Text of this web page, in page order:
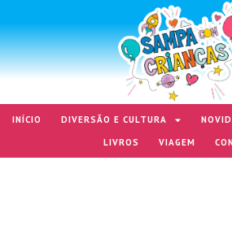
INÍCIO DIVERSÃO E CULTURA
LIVROS
VIAGEM